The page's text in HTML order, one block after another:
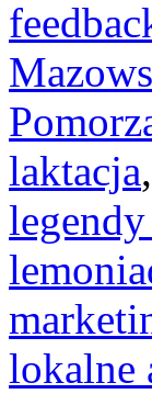
laktacja,
lokalne